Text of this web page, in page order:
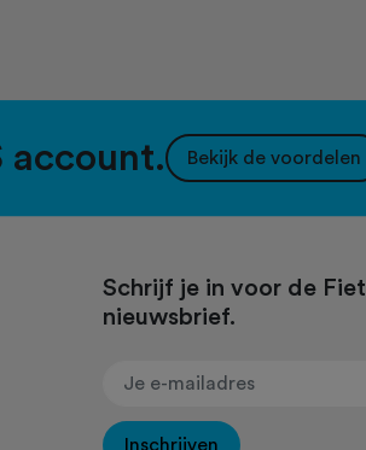
account. Bekijk de voordelen
Schrijf je in voor de
nieuwsbrief.
Inschrijven